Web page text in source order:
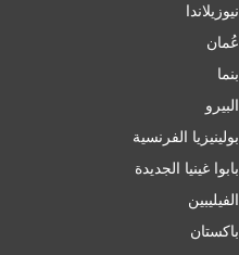
نيوزيلاندا
عُمان
بنما
البيرو
بولينيزيا الفرنسية
بابوا غينيا الجديدة
الفيليبين
باكستان